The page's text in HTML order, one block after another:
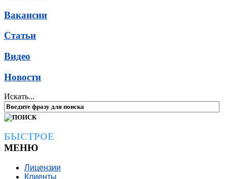
Вакансии
Статьи
Видео
Новости
Искать...
БЫСТРОЕ
МЕНЮ
Лицензии
Клиенты